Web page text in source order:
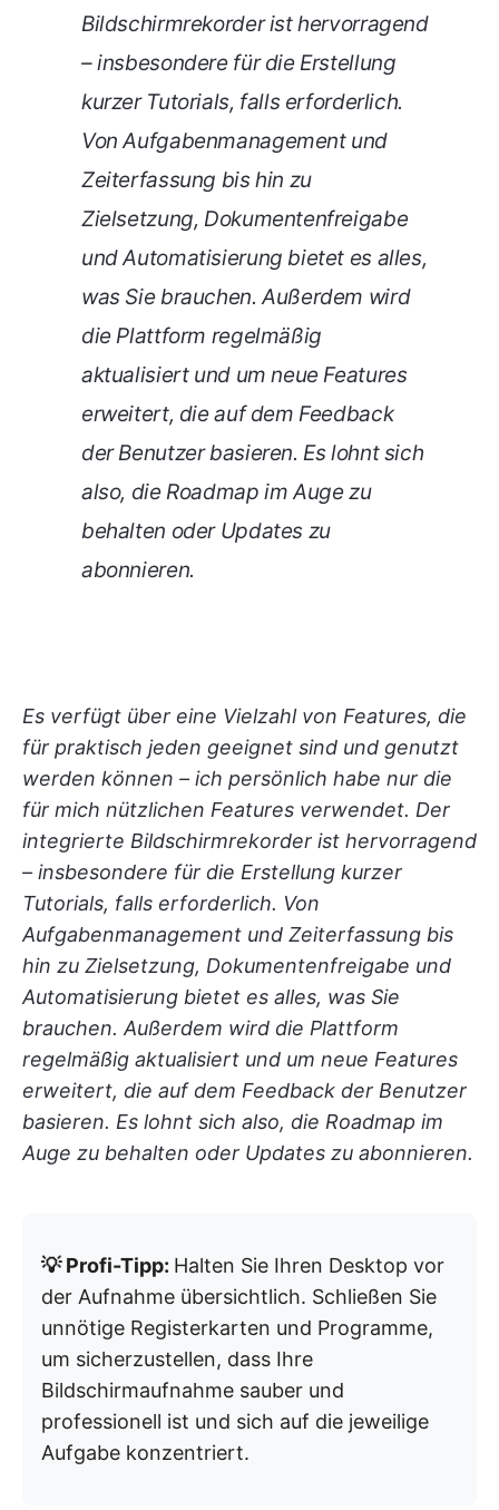
Bildschirmrekorder ist hervorragend
– insbesondere für die Erstellung
kurzer Tutorials, falls erforderlich.
Von Aufgabenmanagement und
Zeiterfassung bis hin zu
Zielsetzung, Dokumentenfreigabe
und Automatisierung bietet es alles,
was Sie brauchen. Außerdem wird
die Plattform regelmäßig
aktualisiert und um neue Features
erweitert, die auf dem Feedback
der Benutzer basieren. Es lohnt sich
also, die Roadmap im Auge zu
behalten oder Updates zu
abonnieren.
Es verfügt über eine Vielzahl von Features, die
für praktisch jeden geeignet sind und genutzt
werden können – ich persönlich habe nur die
für mich nützlichen Features verwendet. Der
integrierte Bildschirmrekorder ist hervorragend
– insbesondere für die Erstellung kurzer
Tutorials, falls erforderlich. Von
Aufgabenmanagement und Zeiterfassung bis
hin zu Zielsetzung, Dokumentenfreigabe und
Automatisierung bietet es alles, was Sie
brauchen. Außerdem wird die Plattform
regelmäßig aktualisiert und um neue Features
erweitert, die auf dem Feedback der Benutzer
basieren. Es lohnt sich also, die Roadmap im
Auge zu behalten oder Updates zu abonnieren.
💡 Profi-Tipp: Halten Sie Ihren Desktop vor
der Aufnahme übersichtlich. Schließen Sie
unnötige Registerkarten und Programme,
um sicherzustellen, dass Ihre
Bildschirmaufnahme sauber und
professionell ist und sich auf die jeweilige
Aufgabe konzentriert.